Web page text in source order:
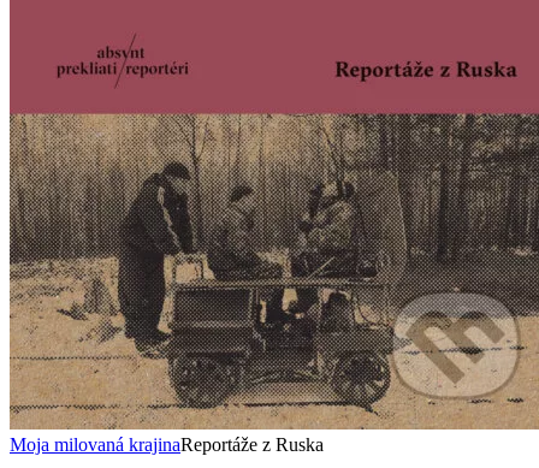
Moja milovaná krajinaReportáže z Ruska